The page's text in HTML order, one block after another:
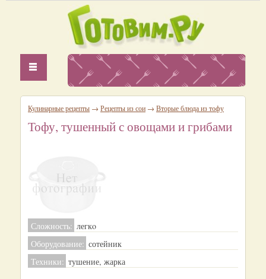
Кулинарные рецепты → Рецепты из сои → Вторые блюда из тофу
Тофу, тушенный с овощами и грибами
Сложность: легкo
Оборудование: сотейник
Техники: тушение, жарка